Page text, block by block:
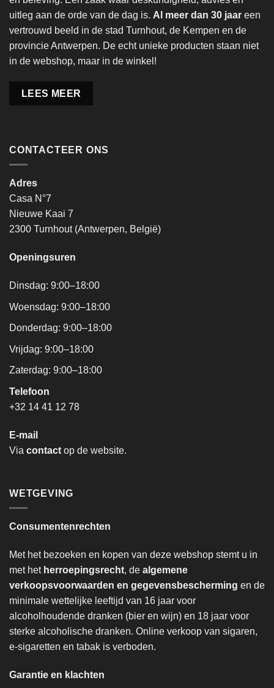
uitleg aan de orde van de dag is. Al meer dan 30 jaar een
vertrouwd beeld in de stad Turnhout, de Kempen en de
provincie Antwerpen. De echt unieke producten staan niet
in de webshop, maar in de winkel!
LEES MEER
CONTACTEER ONS
Adres
Casa N°7
Nieuwe Kaai 7
2300 Turnhout (Antwerpen, België)
Openingsuren
Dinsdag: 9:00–18:00
Woensdag: 9:00–18:00
Donderdag: 9:00–18:00
Vrijdag: 9:00–18:00
Zaterdag: 9:00–18:00
Telefoon
+32 14 41 12 78
E-mail
Via contact op de website.
WETGEVING
Consumentenrechten
Met het bezoeken en kopen van deze webshop stemt u in
met het herroepingsrecht, de algemene
verkoopsvoorwaarden en gegevensbescherming en de
minimale wettelijke leeftijd van 16 jaar voor
alcoholhoudende dranken (bier en wijn) en 18 jaar voor
sterke alcoholische dranken. Online verkoop van sigaren,
e-sigaretten en tabak is verboden.
Garantie en klachten